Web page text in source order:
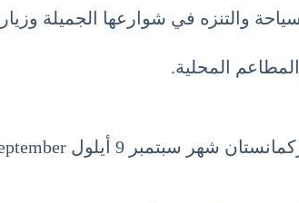
المحلية.